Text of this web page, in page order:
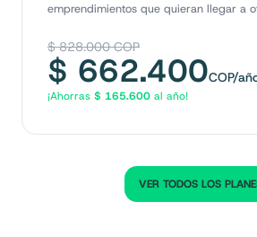
emprendimientos que quieran llegar a
$828.000COP
$ 662.400COP/
¡Ahorras $ 165.600 al año!
VER TODOS LOS